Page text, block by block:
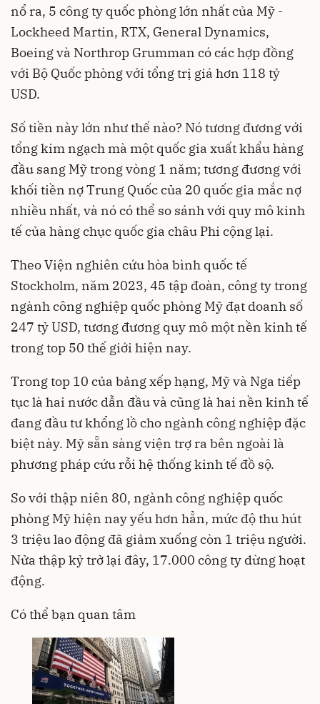
nổ ra, 5 công ty quốc phòng lớn nhất của Mỹ -
Lockheed Martin, RTX, General Dynamics,
Boeing và Northrop Grumman có các hợp đồng
với Bộ Quốc phòng với tổng trị giá hơn 118 tỷ
USD.
Số tiền này lớn như thế nào? Nó tương đương với
tổng kim ngạch mà một quốc gia xuất khẩu hàng
đầu sang Mỹ trong vòng 1 năm; tương đương với
khối tiền nợ Trung Quốc của 20 quốc gia mắc nợ
nhiều nhất, và nó có thể so sánh với quy mô kinh
tế của hàng chục quốc gia châu Phi cộng lại.
Theo Viện nghiên cứu hòa bình quốc tế
Stockholm, năm 2023, 45 tập đoàn, công ty trong
ngành công nghiệp quốc phòng Mỹ đạt doanh số
247 tỷ USD, tương đương quy mô một nền kinh tế
trong top 50 thế giới hiện nay.
Trong top 10 của bảng xếp hạng, Mỹ và Nga tiếp
tục là hai nước dẫn đầu và cũng là hai nền kinh tế
đang đầu tư khổng lồ cho ngành công nghiệp đặc
biệt này. Mỹ sẵn sàng viện trợ ra bên ngoài là
phương pháp cứu rỗi hệ thống kinh tế đồ sộ.
So với thập niên 80, ngành công nghiệp quốc
phòng Mỹ hiện nay yếu hơn hẳn, mức độ thu hút
3 triệu lao động đã giảm xuống còn 1 triệu người.
Nửa thập kỷ trở lại đây, 17.000 công ty dừng hoạt
động.
Có thể bạn quan tâm